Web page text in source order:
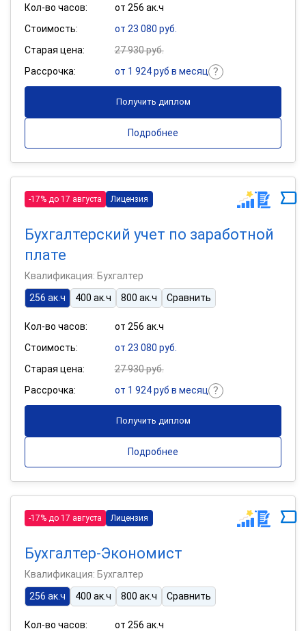
Кол-во часов:
от 256 ак.ч
Стоимость:
от 23 080 руб.
Старая цена:
27 930 руб.
Рассрочка:
от 1 924 руб в месяц
Получить диплом
Подробнее
-17% до 17 августа Лицензия
Бухгалтерский учет по заработной
плате
Квалификация: Бухгалтер
256 ак.ч
400 ак.ч 800 ак.ч Сравнить
Кол-во часов:
от 256 ак.ч
Стоимость:
от 23 080 руб.
Старая цена:
27 930 руб.
Рассрочка:
от 1 924 руб в месяц
Получить диплом
Подробнее
-17% до 17 августа Лицензия
Бухгалтер-Экономист
Квалификация: Бухгалтер
256 ак.ч
400 ак.ч 800 ак.ч Сравнить
Кол-во часов:
от 256 ак.ч